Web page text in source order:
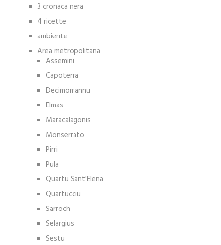
3 cronaca nera
4 ricette
ambiente
Area metropolitana
Assemini
Capoterra
Decimomannu
Elmas
Maracalagonis
Monserrato
Pirri
Pula
Quartu Sant'Elena
Quartucciu
Sarroch
Selargius
Sestu